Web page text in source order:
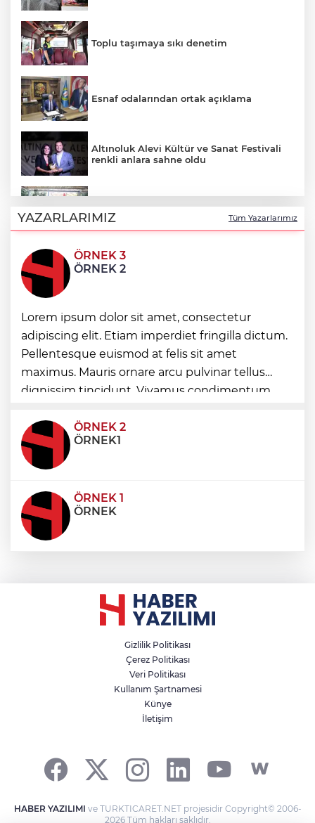
Toplu taşımaya sıkı denetim
Esnaf odalarından ortak açıklama
Altınoluk Alevi Kültür ve Sanat Festivali
renkli anlara sahne oldu
Arbil Akın kadın muhtarlarla buluştu
Antalya Konyaaltı’nın merkez ve yayla
yolları yenilenecek
Balıkesir Büyükşehir altyapıda hız
kesmiyor
Antalya Büyükşehir zor gününde de
vatandaşın yanında
YAZARLARIMIZ Tüm Yazarlarımız
ÖRNEK 3
ÖRNEK 2
Lorem ipsum dolor sit amet, consectetur
adipiscing elit. Etiam imperdiet fringilla dictum.
Pellentesque euismod at felis sit amet
maximus. Mauris ornare arcu pulvinar tellus
dignissim tincidunt. Vivamus condimentum
condimentum eros et, faucibus sapien. Praese
ÖRNEK 2
ÖRNEK1
ÖRNEK 1
ÖRNEK
Gizlilik Politikası
Çerez Politikası
Veri Politikası
Kullanım Şartnamesi
Künye
İletişim
HABER YAZILIMI ve TURKTICARET.NET projesidir Copyright© 2006-
2026 Tüm hakları saklıdır.